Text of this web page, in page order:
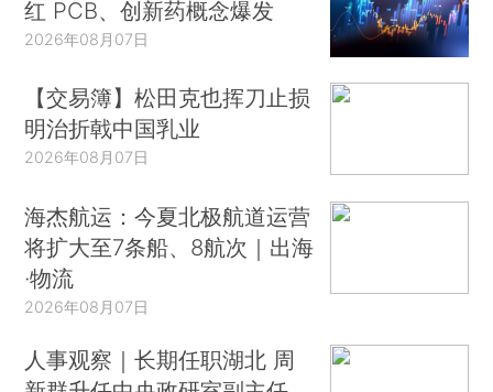
红 PCB、创新药概念爆发
2026年08月07日
【交易簿】松田克也挥刀止损
明治折戟中国乳业
2026年08月07日
海杰航运：今夏北极航道运营
将扩大至7条船、8航次｜出海
·物流
2026年08月07日
人事观察｜长期任职湖北 周